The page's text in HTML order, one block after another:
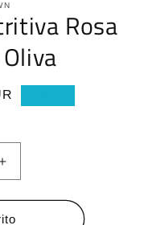
Rosa
Aumentar
cantidad
para
Notaliv